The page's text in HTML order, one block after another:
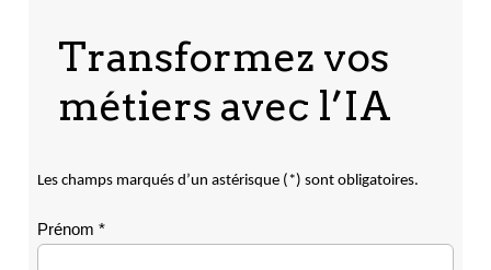
Transformez vos
métiers avec l’IA